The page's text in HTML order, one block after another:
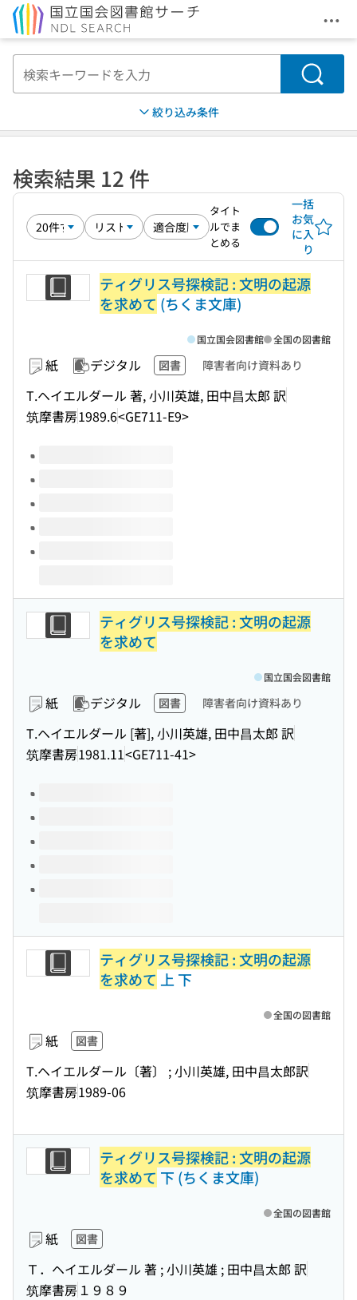
メ
検索
絞り込み条件
検索結果 12 件
タイト
ルでま
とめる
一括
お気
に入
り
ティグリス号探検記 : 文明の起源
を求めて (ちくま文庫)
紙 デジタル 図書 障害者向け資料あり
T.ヘイエルダール 著, 小川英雄, 田中昌太郎 訳
筑摩書房1989.6<GE711-E9>
国立国会図書館 全国の図書館
このタイトルの巻号
ティグリス号探検記 : 文明の起源
を求めて
紙 デジタル 図書 障害者向け資料あり
T.ヘイエルダール [著], 小川英雄, 田中昌太郎 訳
筑摩書房1981.11<GE711-41>
国立国会図書館
このタイトルの巻号
ティグリス号探検記 : 文明の起源
を求めて 上 下
紙 図書
T.ヘイエルダール〔著〕 ; 小川英雄, 田中昌太郎訳
筑摩書房1989-06
全国の図書館
ティグリス号探検記 : 文明の起源
を求めて 下 (ちくま文庫)
紙 図書
Ｔ．ヘイエルダール 著 ; 小川英雄 ; 田中昌太郎 訳
筑摩書房 １９８９
全国の図書館